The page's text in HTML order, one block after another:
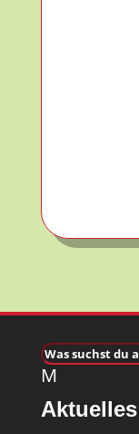
M
Aktuelles